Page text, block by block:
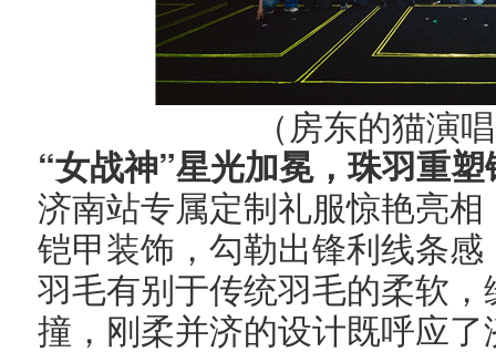
（房东的猫演
“女战神”星光加冕，珠羽重塑
济南站专属定制礼服惊艳亮
铠甲装饰，勾勒出锋利线条
羽毛有别于传统羽毛的柔软
撞，刚柔并济的设计既呼应